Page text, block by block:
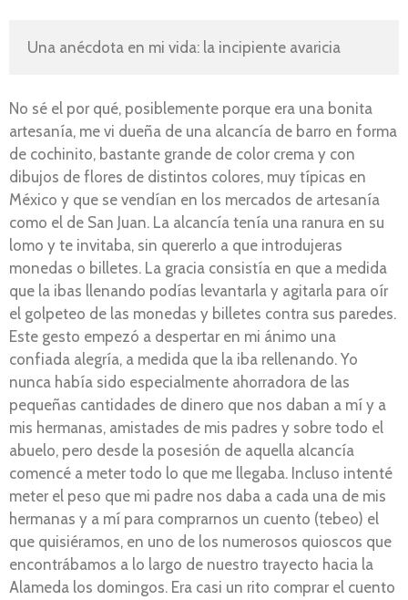
Una anécdota en mi vida: la incipiente avaricia
No sé el por qué, posiblemente porque era una bonita
artesanía, me vi dueña de una alcancía de barro en forma
de cochinito, bastante grande de color crema y con
dibujos de flores de distintos colores, muy típicas en
México y que se vendían en los mercados de artesanía
como el de San Juan. La alcancía tenía una ranura en su
lomo y te invitaba, sin quererlo a que introdujeras
monedas o billetes. La gracia consistía en que a medida
que la ibas llenando podías levantarla y agitarla para oír
el golpeteo de las monedas y billetes contra sus paredes.
Este gesto empezó a despertar en mi ánimo una
confiada alegría, a medida que la iba rellenando. Yo
nunca había sido especialmente ahorradora de las
pequeñas cantidades de dinero que nos daban a mí y a
mis hermanas, amistades de mis padres y sobre todo el
abuelo, pero desde la posesión de aquella alcancía
comencé a meter todo lo que me llegaba. Incluso intenté
meter el peso que mi padre nos daba a cada una de mis
hermanas y a mí para comprarnos un cuento (tebeo) el
que quisiéramos, en uno de los numerosos quioscos que
encontrábamos a lo largo de nuestro trayecto hacia la
Alameda los domingos. Era casi un rito comprar el cuento